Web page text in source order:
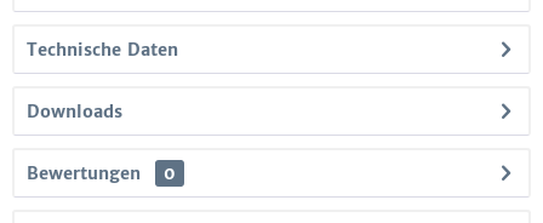
Technische Daten
Downloads
Bewertungen 0